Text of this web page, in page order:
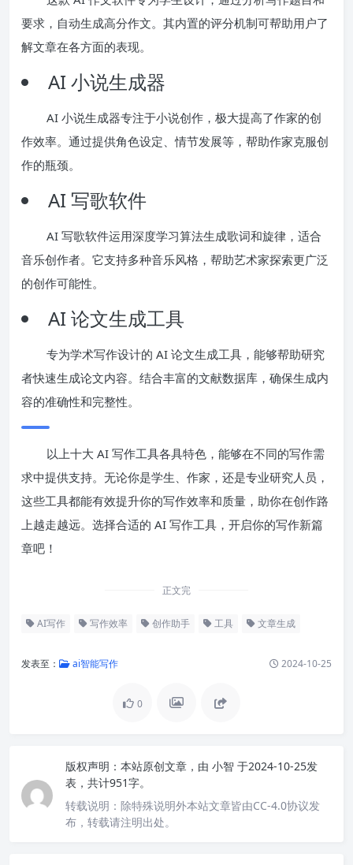
要求，自动生成高分作文。其内置的评分机制可帮助用户了
解文章在各方面的表现。
AI 小说生成器
AI 小说生成器专注于小说创作，极大提高了作家的创
作效率。通过提供角色设定、情节发展等，帮助作家克服创
作的瓶颈。
AI 写歌软件
AI 写歌软件运用深度学习算法生成歌词和旋律，适合
音乐创作者。它支持多种音乐风格，帮助艺术家探索更广泛
的创作可能性。
AI 论文生成工具
专为学术写作设计的 AI 论文生成工具，能够帮助研究
者快速生成论文内容。结合丰富的文献数据库，确保生成内
容的准确性和完整性。
以上十大 AI 写作工具各具特色，能够在不同的写作需
求中提供支持。无论你是学生、作家，还是专业研究人员，
这些工具都能有效提升你的写作效率和质量，助你在创作路
上越走越远。选择合适的 AI 写作工具，开启你的写作新篇
章吧！
正文完
AI写作 写作效率 创作助手 工具 文章生成
发表至： ai智能写作 2024-10-25
0
版权声明： 本站原创文章，由 小智 于2024-10-25发
表，共计951字。
转载说明： 除特殊说明外本站文章皆由CC-4.0协议发
布，转载请注明出处。